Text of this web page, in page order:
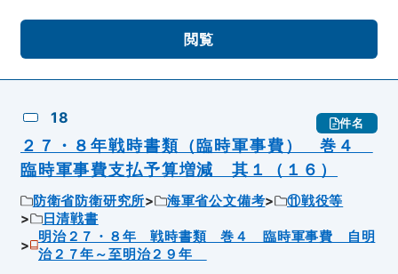
閲覧
18 件名
２７・８年戦時書類（臨時軍事費） 巻４
臨時軍事費支払予算増減 其１（１６）
防衛省防衛研究所 海軍省公文備考
⑪戦役等
日清戦書
明治２７・８年 戦時書類 巻４ 臨時軍事費 自明
治２７年～至明治２９年